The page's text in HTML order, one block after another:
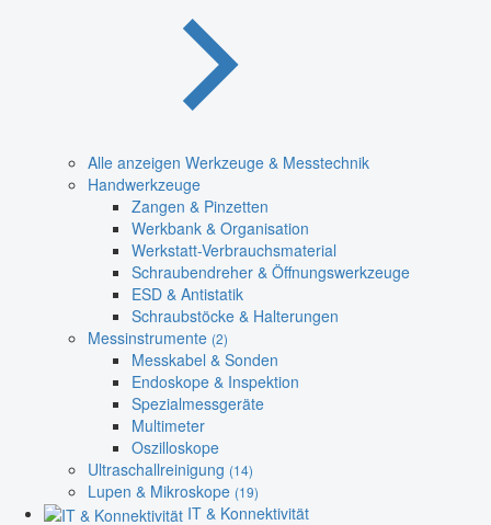
Alle anzeigen Werkzeuge & Messtechnik
Handwerkzeuge
Zangen & Pinzetten
Werkbank & Organisation
Werkstatt-Verbrauchsmaterial
Schraubendreher & Öffnungswerkzeuge
ESD & Antistatik
Schraubstöcke & Halterungen
Messinstrumente (2)
Messkabel & Sonden
Endoskope & Inspektion
Spezialmessgeräte
Multimeter
Oszilloskope
Ultraschallreinigung (14)
Lupen & Mikroskope (19)
IT & Konnektivität